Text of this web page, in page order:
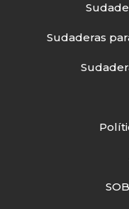
Sudaderas